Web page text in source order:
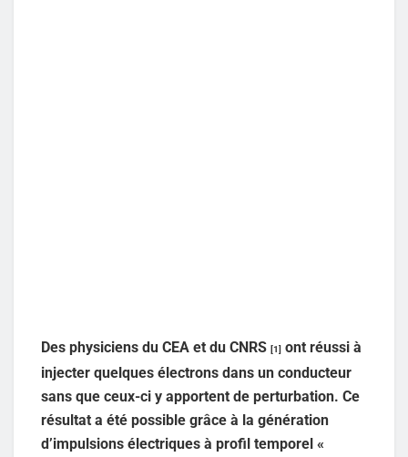
Des physiciens du CEA et du CNRS [1] ont réussi à
injecter quelques électrons dans un conducteur
sans que ceux-ci y apportent de perturbation. Ce
résultat a été possible grâce à la génération
d’impulsions électriques à profil temporel «